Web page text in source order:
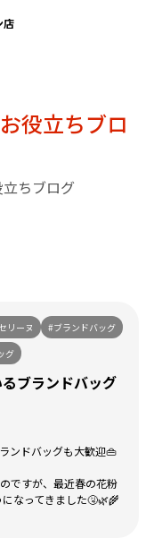
店
お役立ちブロ
ちブログ
リーヌ
#ブランドバッグ
グ
ブランドバッグ
ンドバッグも大歓迎👜
ですが、最近春の花粉
なってきました🤧🌿🌾